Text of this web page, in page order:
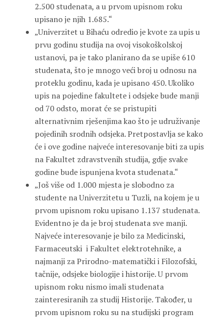
2.500 studenata, a u prvom upisnom roku
upisano je njih 1.685.“
„Univerzitet u Bihaću odredio je kvote za upis u
prvu godinu studija na ovoj visokoškolskoj
ustanovi, pa je tako planirano da se upiše 610
studenata, što je mnogo veći broj u odnosu na
proteklu godinu, kada je upisano 450. Ukoliko
upis na pojedine fakultete i odsjeke bude manji
od 70 odsto, morat će se pristupiti
alternativnim rješenjima kao što je udruživanje
pojedinih srodnih odsjeka. Pretpostavlja se kako
će i ove godine najveće interesovanje biti za upis
na Fakultet zdravstvenih studija, gdje svake
godine bude ispunjena kvota studenata.“
„Još više od 1.000 mjesta je slobodno za
studente na Univerzitetu u Tuzli, na kojem je u
prvom upisnom roku upisano 1.137 studenata.
Evidentno je da je broj studenata sve manji.
Najveće interesovanje je bilo za Medicinski,
Farmaceutski i Fakultet elektrotehnike, a
najmanji za Prirodno-matematički i Filozofski,
tačnije, odsjeke biologije i historije. U prvom
upisnom roku nismo imali studenata
zainteresiranih za studij Historije. Također, u
prvom upisnom roku su na studijski program